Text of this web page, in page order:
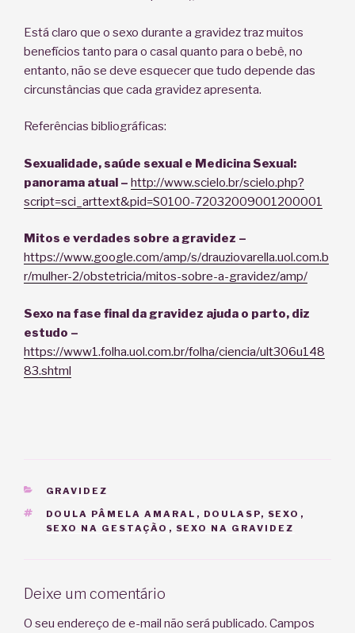
Está claro que o sexo durante a gravidez traz muitos
benefícios tanto para o casal quanto para o bebê, no
entanto, não se deve esquecer que tudo depende das
circunstâncias que cada gravidez apresenta.
Referências bibliográficas:
Sexualidade, saúde sexual e Medicina Sexual:
panorama atual – http://www.scielo.br/scielo.php?
script=sci_arttext&pid=S0100-72032009001200001
Mitos e verdades sobre a gravidez –
https://www.google.com/amp/s/drauziovarella.uol.com.b
r/mulher-2/obstetricia/mitos-sobre-a-gravidez/amp/
Sexo na fase final da gravidez ajuda o parto, diz
estudo –
https://www1.folha.uol.com.br/folha/ciencia/ult306u148
83.shtml
CATEGORIAS
GRAVIDEZ
TAGS
DOULA PÂMELA AMARAL , DOULASP, SEXO ,
SEXO NA GESTAÇÃO , SEXO NA GRAVIDEZ
Deixe um comentário
O seu endereço de e-mail não será publicado. Campos